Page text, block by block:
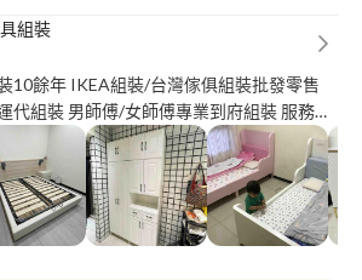
組裝
10餘年 IKEA組裝/台灣傢俱組裝批發零售
代組裝 男師傅/女師傅專業到府組裝 服務地
雲嘉 很高興為您服務、歡迎詢問價格都可
寸、組裝預算